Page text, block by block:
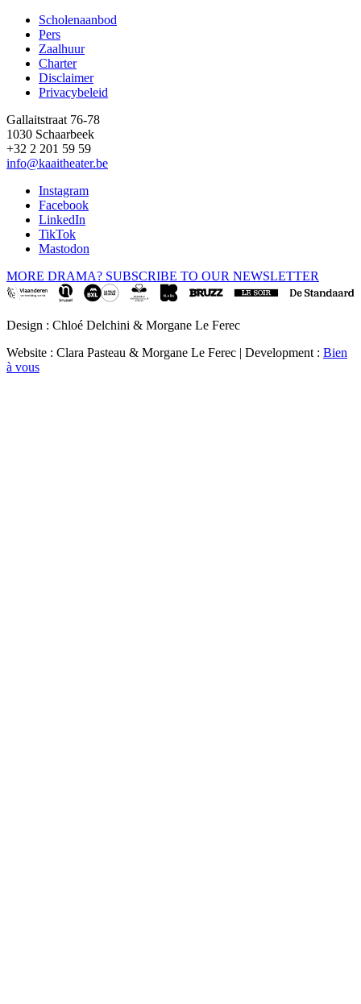
Footer
Scholenaanbod
Pers
Zaalhuur
Charter
Disclaimer
Privacybeleid
Gallaitstraat 76-78
1030 Schaarbeek
+32 2 201 59 59
info@kaaitheater.be
Instagram
Facebook
LinkedIn
TikTok
Mastodon
MORE DRAMA? SUBSCRIBE TO OUR NEWSLETTER
Design : Chloé Delchini & Morgane Le Ferec
Website : Clara Pasteau & Morgane Le Ferec | Development : Bien
à vous